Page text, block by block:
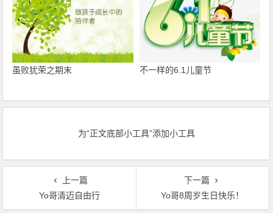
虽败犹荣之期末 不一样的6.1儿童节
为“正文底部小工具”添加小工具
上一篇
Yo哥清迈自由行
下一篇
Yo哥8周岁生日快乐！